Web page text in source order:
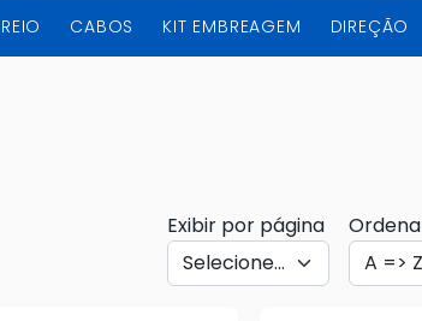
CABOS KIT EMBREAGEM DIREÇÃO
Exibir por página